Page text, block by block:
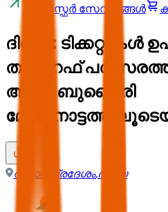
ട്രാൻസ്ഫർ സേവനങ്ങൾ
ദിരിയ:
തുറൈഫ്
അൽ-ബുജൈരി
റിയാദ് പ്രദേശം,ദിരിയ